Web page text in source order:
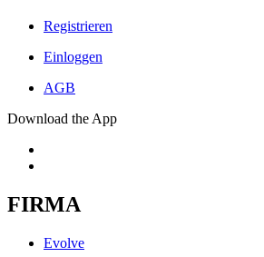
Registrieren
Einloggen
AGB
Download the App
FIRMA
Evolve